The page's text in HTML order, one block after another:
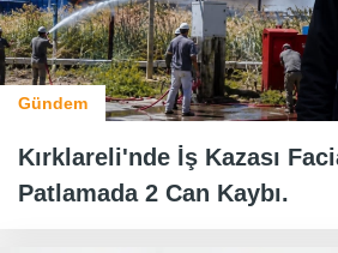
Gündem
Kırklareli'nde İş Kazası
Patlamada 2 Can Kaybı.